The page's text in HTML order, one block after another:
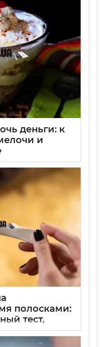
деньги: к
и
полосками:
тест,
на тесте